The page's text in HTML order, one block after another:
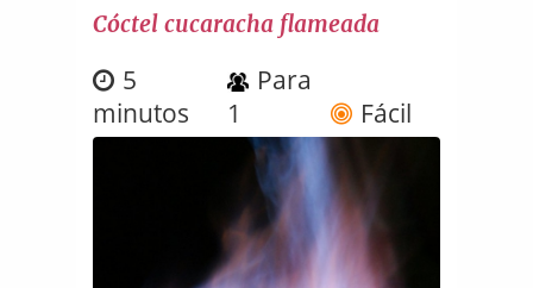
Cóctel cucaracha flameada
5
minutos
Para
1
Fácil